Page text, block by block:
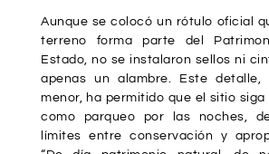
Aunque se colocó un rótulo oficial
terreno forma parte del
Estado, no se instalaron sellos ni
apenas un alambre. Este detalle,
menor, ha permitido que el sitio
como parqueo por las noches,
límites entre conservación y